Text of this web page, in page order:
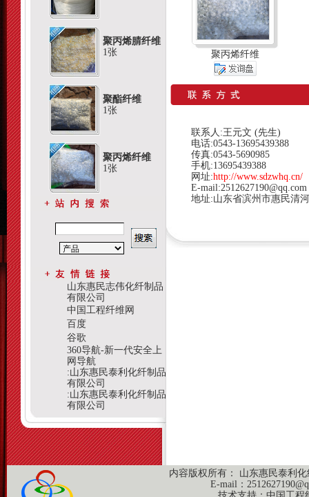
聚丙烯腈纤维
1张
聚酯纤维
1张
聚丙烯纤维
1张
山东惠民志伟化纤制品
有限公司
中国工程纤维网
百度
谷歌
360导航-新一代安全上
网导航
:山东惠民泰利化纤制品
有限公司
:山东惠民泰利化纤制品
有限公司
聚丙烯纤维
联系人:王元文 (先生)
电话:0543-13695439388
传真:0543-5690985
手机:13695439388
网址:http://www.sdzwhq.cn/
E-mail:2512627190@qq.com
地址:山东省滨州市惠民清
内容版权所有： 山东惠民泰利
E-mail：